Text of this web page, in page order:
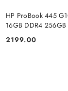
HP ProBook 445
16GB DDR4
Cena:
2199.00